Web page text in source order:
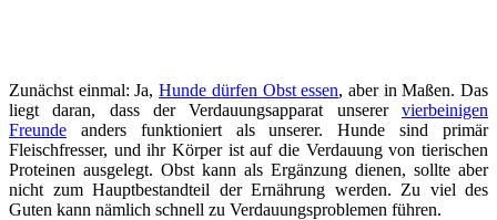
Zunächst einmal: Ja,Hunde dürfen Obst essen, aber in Maßen. Das
liegt daran, dass der Verdauungsapparat unserer vierbeinigen
Freunde anders funktioniert als unserer. Hunde sind primär
Fleischfresser, und ihr Körper ist auf die Verdauung von tierischen
Proteinen ausgelegt. Obst kann als Ergänzung dienen, sollte aber
nicht zum Hauptbestandteil der Ernährung werden. Zu viel des
Guten kann nämlich schnell zu Verdauungsproblemen führen.